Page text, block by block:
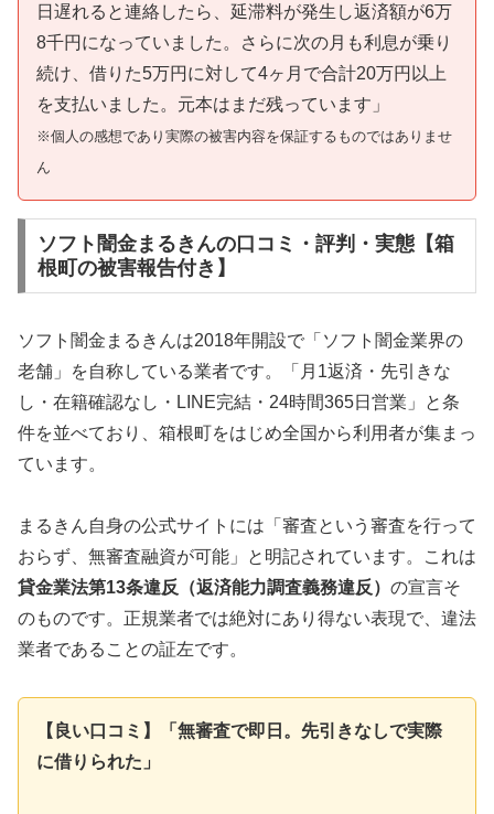
日遅れると連絡したら、延滞料が発生し返済額が6万
8千円になっていました。さらに次の月も利息が乗り
続け、借りた5万円に対して4ヶ月で合計20万円以上
を支払いました。元本はまだ残っています」
※個人の感想であり実際の被害内容を保証するものではありませ
ん
ソフト闇金まるきんの口コミ・評判・実態【箱
根町の被害報告付き】
ソフト闇金まるきんは2018年開設で「ソフト闇金業界の
老舗」を自称している業者です。「月1返済・先引きな
し・在籍確認なし・LINE完結・24時間365日営業」と条
件を並べており、箱根町をはじめ全国から利用者が集まっ
ています。
まるきん自身の公式サイトには「審査という審査を行って
おらず、無審査融資が可能」と明記されています。これは
貸金業法第13条違反（返済能力調査義務違反） の宣言そ
のものです。正規業者では絶対にあり得ない表現で、違法
業者であることの証左です。
【良い口コミ】「無審査で即日。先引きなしで実際
に借りられた」